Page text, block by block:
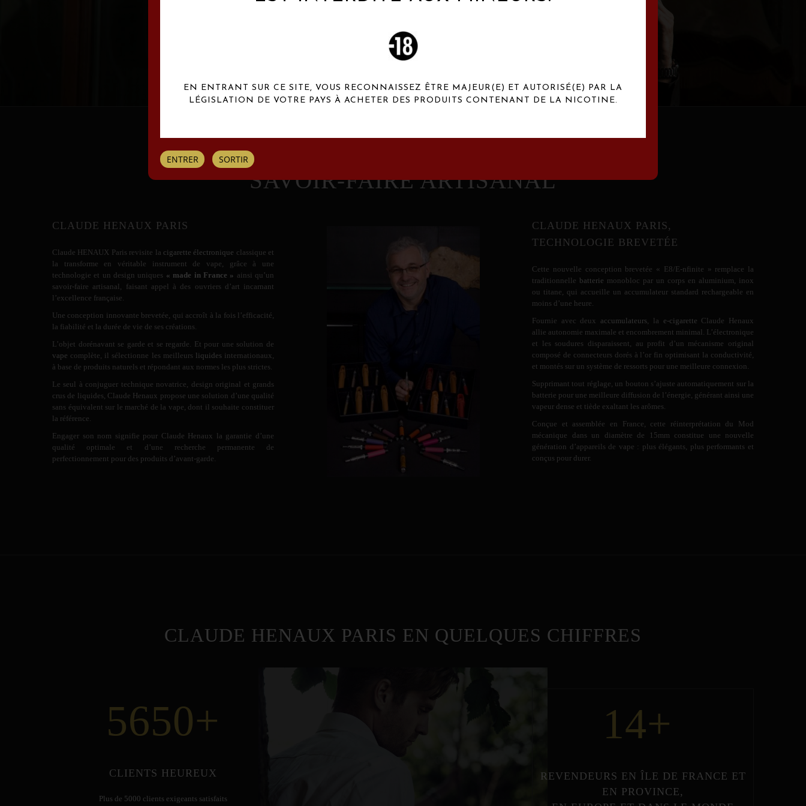
SAVOIR-FAIRE ARTISANAL
CLAUDE HENAUX PARIS
Claude HENAUX Paris revisite la cigarette électronique classique et
la transforme en véritable instrument de vape, grâce à une
technologie et un design uniques « made in France » ainsi qu’un
savoir-faire artisanal, faisant appel à des ouvriers d’art incarnant
l’excellence française.
Une conception innovante brevetée, qui accroît à la fois l’efficacité,
la fiabilité et la durée de vie de ses créations.
L’objet dorénavant se garde et se regarde. Et pour une solution de
vape complète, il sélectionne les meilleurs liquidesinternationaux,
à base de produits naturels et répondant aux normes les plus strictes.
Le seul à conjuguer technique novatrice, design original et grands
crus de liquides, Claude Henaux propose une solution d’une qualité
sans équivalent sur le marché de la vape, dont il souhaite constituer
la référence.
Engager son nom signifie pour Claude Henaux la garantie d’une
qualité optimale et d’une recherche permanente de
perfectionnement pour des produits d’avant-garde.
CLAUDE HENAUX PARIS,
TECHNOLOGIE BREVETÉE
Cette nouvelle conception brevetée « E8/E-nfinite » remplace la
traditionnelle batterie monobloc par un corps en aluminium, inox
ou titane, qui accueille un accumulateur standard rechargeable en
moins d’une heure.
Fournie avec deux accumulateurs , la e-cigarette Claude Henaux
allie autonomie maximale et encombrement minimal. L’électronique
et les soudures disparaissent, au profit d’un mécanisme original
composé de connecteurs dorés à l’or fin optimisant la conductivité,
et montés sur un système de ressorts pour une meilleure connexion.
Supprimant tout réglage, un bouton s’ajuste automatiquement sur la
batterie pour une meilleure diffusion de l’énergie, générant ainsi une
vapeur dense et tiède exaltant les arômes.
Conçue et assemblée en France, cette réinterprétation du Mod
mécanique dans un diamètre de 15mm constitue une nouvelle
génération d’appareils de vape : plus élégants, plus performants et
conçus pour durer.
CLAUDE HENAUX PARIS EN QUELQUES CHIFFRES
5650+
CLIENTS HEUREUX
Plus de 5000 clients exigeants satisfaits
14+
REVENDEURS EN ÎLE DE FRANCE ET
EN PROVINCE,
EN ENTRANT SUR CE SITE, VOUS RECONNAISSEZ ÊTRE MAJEUR(E) ET AUTORISÉ(E) PAR LA
LÉGISLATION DE VOTRE PAYS À ACHETER DES PRODUITS CONTENANT DE LA NICOTINE.
ENTRER SORTIR